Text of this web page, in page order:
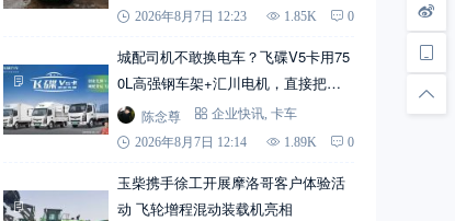
2026年8月7日 12:23
1.85K 0
城配司机不敢换电车？飞碟V5卡用75
0L高强钢车架+汇川电机，直接把信
心拉满陈念尊 企业快讯 卡车
2026年8月7日 12:14
1.89K 0
玉柴携手徐工开展摩洛哥客户体验活
动 飞轮增程混动装载机亮相